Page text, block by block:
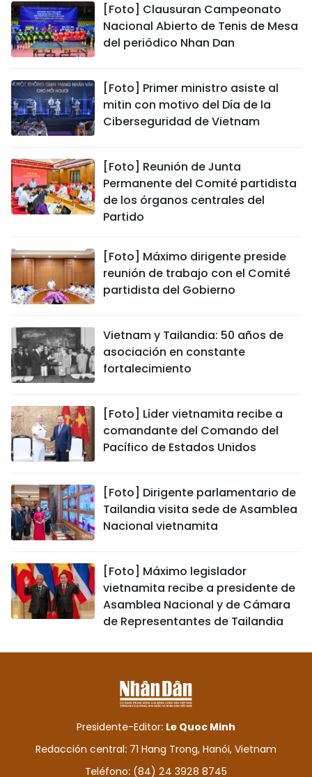
[Foto] Clausuran Campeonato
Nacional Abierto de Tenis de Mesa
del periódico Nhan Dan
[Foto] Primer ministro asiste al
mitin con motivo del Día de la
Ciberseguridad de Vietnam
[Foto] Reunión de Junta
Permanente del Comité partidista
de los órganos centrales del
Partido
[Foto] Máximo dirigente preside
reunión de trabajo con el Comité
partidista del Gobierno
Vietnam y Tailandia: 50 años de
asociación en constante
fortalecimiento
[Foto] Líder vietnamita recibe a
comandante del Comando del
Pacífico de Estados Unidos
[Foto] Dirigente parlamentario de
Tailandia visita sede de Asamblea
Nacional vietnamita
[Foto] Máximo legislador
vietnamita recibe a presidente de
Asamblea Nacional y de Cámara
de Representantes de Tailandia
Presidente-Editor: Le Quoc Minh
Redacción central: 71 Hang Trong, Hanói, Vietnam
Teléfono: (84) 24 3928 8745